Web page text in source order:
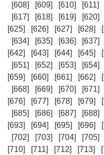
[608]
[609] [610] [611]
[617]
[618] [619] [620]
[625]
[626] [627] [628]
[634]
[635] [636] [637]
[642]
[643] [644] [645]
[651]
[652] [653] [654]
[659]
[660] [661] [662]
[668]
[669] [670] [671]
[676]
[677] [678] [679]
[685]
[686] [687] [688]
[693]
[694] [695] [696]
[702]
[703] [704] [705]
[710]
[711] [712] [713]